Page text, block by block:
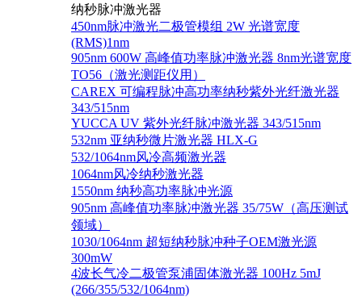
纳秒脉冲激光器
450nm脉冲激光二极管模组 2W 光谱宽度
(RMS)1nm
905nm 600W 高峰值功率脉冲激光器 8nm光谱宽度
TO56（激光测距仪用）
CAREX 可编程脉冲高功率纳秒紫外光纤激光器
343/515nm
YUCCA UV 紫外光纤脉冲激光器 343/515nm
532nm 亚纳秒微片激光器 HLX-G
532/1064nm风冷高频激光器
1064nm风冷纳秒激光器
1550nm 纳秒高功率脉冲光源
905nm 高峰值功率脉冲激光器 35/75W（高压测试
领域）
1030/1064nm 超短纳秒脉冲种子OEM激光源
300mW
4波长气冷二极管泵浦固体激光器 100Hz 5mJ
(266/355/532/1064nm)